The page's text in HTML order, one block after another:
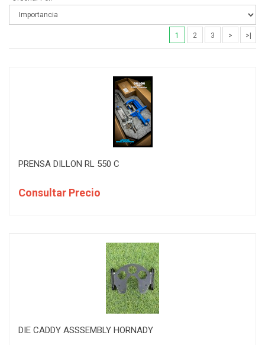
REMINGTON 1
SIERRA 1
SINARDI 1
1 2 3 > >|
PRENSA DILLON RL 550 C
Consultar Precio
DIE CADDY ASSSEMBLY HORNADY